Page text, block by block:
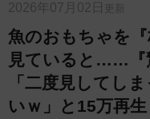
2026年07月02日 更新
魚のおもちゃを
見ていると……『
「二度見してし
いｗ」と15万再生